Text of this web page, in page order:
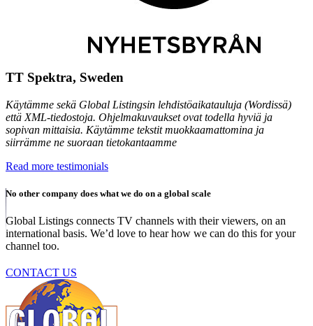
TT Spektra, Sweden
Käytämme sekä Global Listingsin lehdistöaikatauluja (Wordissä)
että XML-tiedostoja. Ohjelmakuvaukset ovat todella hyviä ja
sopivan mittaisia. Käytämme tekstit muokkaamattomina ja
siirrämme ne suoraan tietokantaamme
Read more testimonials
No other company does what we do on a global scale
Global Listings connects TV channels with their viewers, on an
international basis. We’d love to hear how we can do this for your
channel too.
CONTACT US